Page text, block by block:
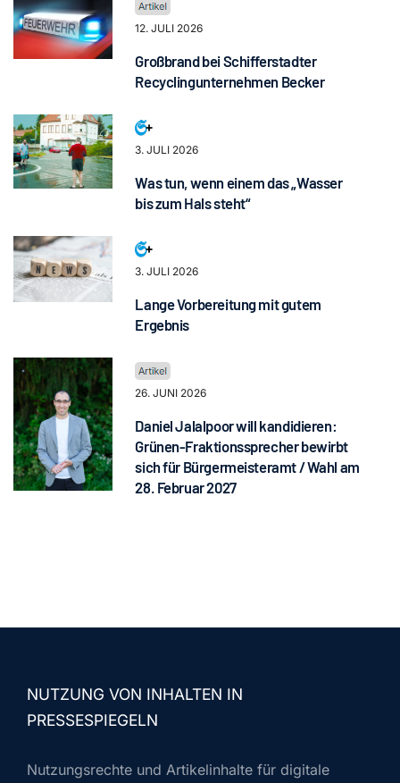
12. JULI 2026
Großbrand bei Schifferstadter
Recyclingunternehmen Becker
3. JULI 2026
Was tun, wenn einem das „Wasser
bis zum Hals steht“
3. JULI 2026
Lange Vorbereitung mit gutem
Ergebnis
26. JUNI 2026
Daniel Jalalpoor will kandidieren:
Grünen-Fraktionssprecher bewirbt
sich für Bürgermeisteramt / Wahl am
28. Februar 2027
NUTZUNG VON INHALTEN IN
PRESSESPIEGELN
Nutzungsrechte und Artikelinhalte für digitale